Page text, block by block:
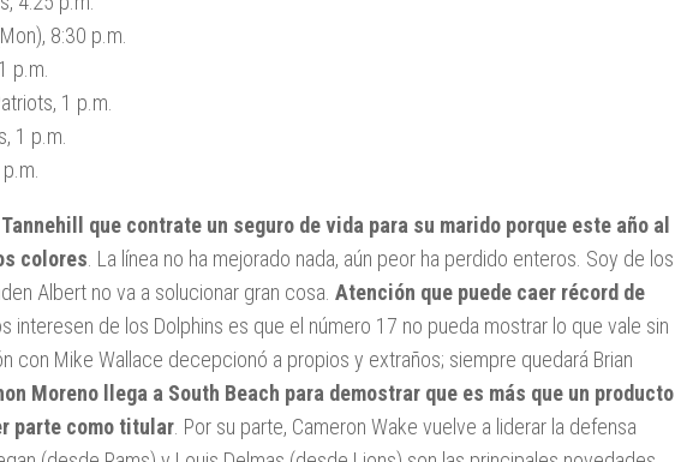
8:30 p.m.
p.m.
1 p.m.
1 p.m.
que contrate un seguro de vida para su marido porque este año al
colores . La línea no ha mejorado nada, aún peor ha perdido enteros. Soy de los
Albert no va a solucionar gran cosa. Atención que puede caer récord de
interesen de los Dolphins es que el número 17 no pueda mostrar lo que vale sin
con Mike Wallace decepcionó a propios y extraños; siempre quedará Brian
Moreno llega a South Beach para demostrar que es más que un producto
parte como titular . Por su parte, Cameron Wake vuelve a liderar la defensa